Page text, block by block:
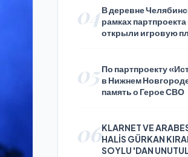
04В деревне
рамках
открыли игровую
05 По партпроекту
в Нижнем
память о Герое СВО
06KLARNET VE
HALİS GÜRKAN
SOYLU 'DAN